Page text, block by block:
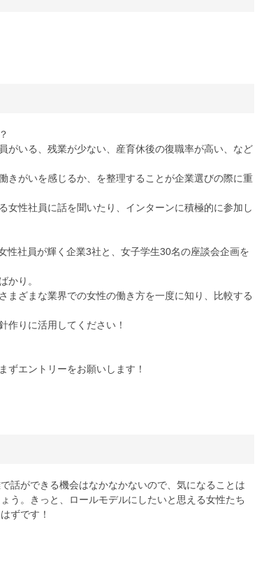
がいる、残業が少ない、産育休後の復職率が高い、など
きがいを感じるか、を整理することが企業選びの際に重
女性社員に話を聞いたり、インターンに積極的に参加し
社員が輝く企業3社と、女子学生30名の座談会企画を
かり。
まざまな業界での女性の働き方を一度に知り、比較する
作りに活用してください！
ずエントリーをお願いします！
話ができる機会はなかなかないので、気になることは
う。きっと、ロールモデルにしたいと思える女性たち
ずです！